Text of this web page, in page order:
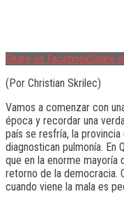
Share on FacebookShare
(Por Christian Skrilec)
Vamos a comenzar con
época y recordar una
país se resfría, la
diagnostican pulmonía. En
que en la enorme mayoría
retorno de la democracia.
cuando viene la mala es